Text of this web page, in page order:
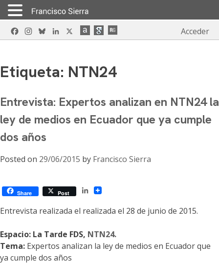
Skip
to
FacebookInstagram
BlueskyLinkedIn Acceder
Etiqueta: NTN24
Entrevista: Expertos analizan en NTN24 la
ley de medios en Ecuador que ya cumple
dos años
Posted on 29/06/2015 by Francisco Sierra
Share Post
LinkedIn
Entrevista realizada el realizada el 28 de junio de 2015.
Espacio: La Tarde FDS, NTN24.
Tema: Expertos analizan la ley de medios en Ecuador que
ya cumple dos años